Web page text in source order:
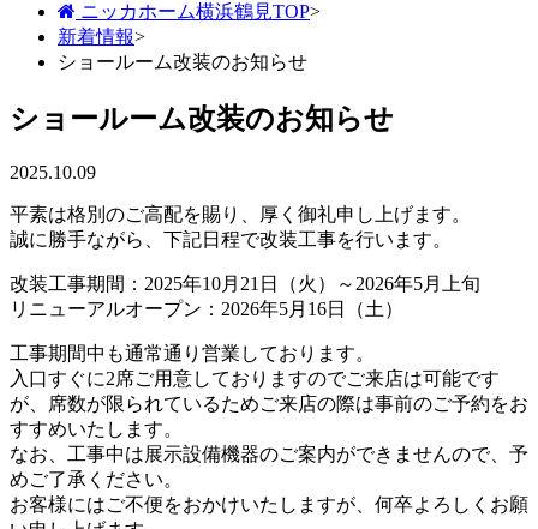
ニッカホーム横浜鶴見TOP>
新着情報>
ショールーム改装のお知らせ
ショールーム改装のお知らせ
2025.10.09
平素は格別のご高配を賜り、厚く御礼申し上げます。
誠に勝手ながら、下記日程で改装工事を行います。
改装工事期間：2025年10月21日（火）～2026年5月上旬
リニューアルオープン：2026年5月16日（土）
工事期間中も通常通り営業しております。
入口すぐに2席ご用意しておりますのでご来店は可能です
が、席数が限られているためご来店の際は事前のご予約をお
すすめいたします。
なお、工事中は展示設備機器のご案内ができませんので、予
めご了承ください。
お客様にはご不便をおかけいたしますが、何卒よろしくお願